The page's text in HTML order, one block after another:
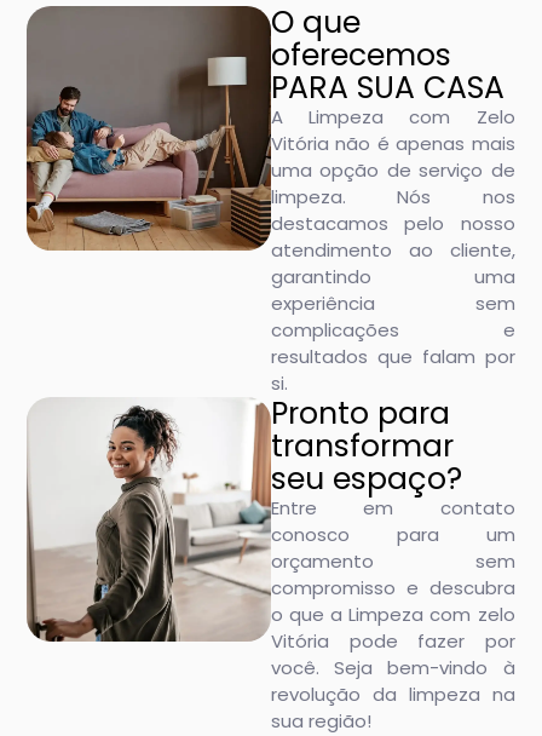
O que
oferecemos
PARA SUA CASA
A Limpeza com Zelo
Vitória não é apenas mais
uma opção de serviço de
limpeza. Nós nos
destacamos pelo nosso
atendimento ao cliente,
garantindo uma
experiência sem
complicações e
resultados que falam por
si.
Pronto para
transformar
seu espaço?
Entre em contato
conosco para um
orçamento sem
compromisso e descubra
o que a Limpeza com zelo
Vitória pode fazer por
você. Seja bem-vindo à
revolução da limpeza na
sua região!